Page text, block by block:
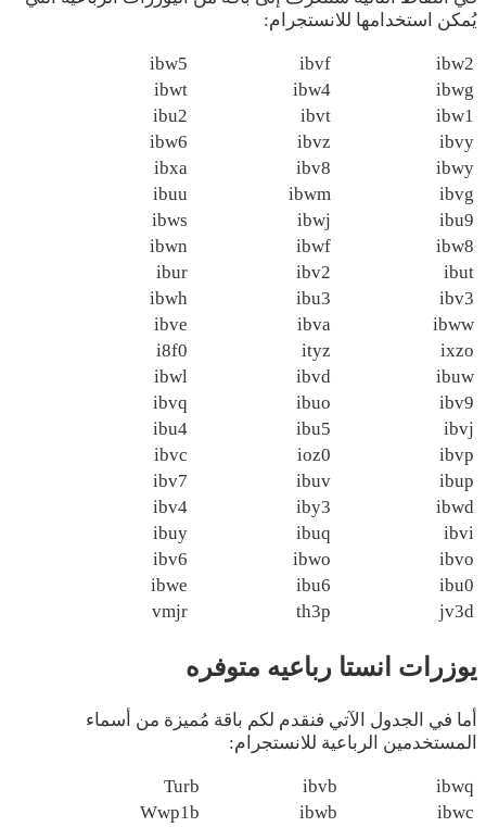
يُمكن استخدامها للانستجرام:
ibw2
ibvf
ibw5
ibwg
ibw4
ibwt
ibw1
ibvt
ibu2
ibvy
ibvz
ibw6
ibwy
ibv8
ibxa
ibvg
ibwm
ibuu
ibu9
ibwj
ibws
ibw8
ibwf
ibwn
ibut
ibv2
ibur
ibv3
ibu3
ibwh
ibww
ibva
ibve
ixzo
ityz
i8f0
ibuw
ibvd
ibwl
ibv9
ibuo
ibvq
ibvj
ibu5
ibu4
ibvp
ioz0
ibvc
ibup
ibuv
ibv7
ibwd
iby3
ibv4
ibvi
ibuq
ibuy
ibvo
ibwo
ibv6
ibu0
ibu6
ibwe
jv3d
th3p
vmjr
يوزرات انستا رباعيه متوفره
أما في الجدول الآتي فنقدم لكم باقة مُميزة من أسماء
المستخدمين الرباعية للانستجرام:
ibwq
ibvb
Turb
ibwc
ibwb
Wwp1b